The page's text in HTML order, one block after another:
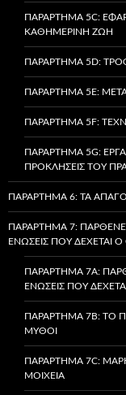
ΠΑΡΆΡΤΗΜΑ 5C:
ΚΑΘΗΜΕΡΙΝΉ ΖΩΉ
ΠΑΡΆΡΤΗΜΑ 5D:
ΠΑΡΆΡΤΗΜΑ 5E:
ΠΑΡΆΡΤΗΜΑ 5F:
ΠΑΡΆΡΤΗΜΑ 5G:
ΠΡΟΚΛΉΣΕΙΣ ΤΟΥ
ΠΑΡΆΡΤΗΜΑ 6: ΤΑ
ΠΑΡΆΡΤΗΜΑ 7:
ΕΝΏΣΕΙΣ ΠΟΥ ΔΈΧΕΤΑΙ
ΠΑΡΆΡΤΗΜΑ 7A:
ΕΝΏΣΕΙΣ ΠΟΥ
ΠΑΡΆΡΤΗΜΑ 7B: ΤΟ
ΜΎΘΟΙ
ΠΑΡΆΡΤΗΜΑ 7C:
ΜΟΙΧΕΊΑ